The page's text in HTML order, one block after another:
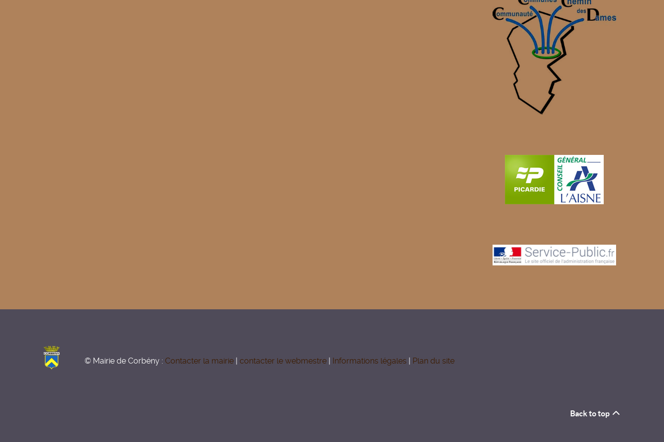
© Mairie de Corbény : Contacter la mairie | contacter le webmestre | Informations légales | Plan du site
Back to top